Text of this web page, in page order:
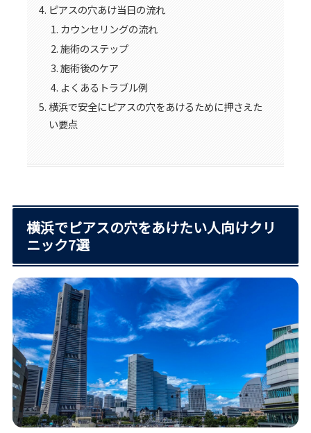
ピアスの穴あけ当日の流れ
カウンセリングの流れ
施術のステップ
施術後のケア
よくあるトラブル例
横浜で安全にピアスの穴をあけるために押さえた
い要点
横浜でピアスの穴をあけたい人向けクリ
ニック7選